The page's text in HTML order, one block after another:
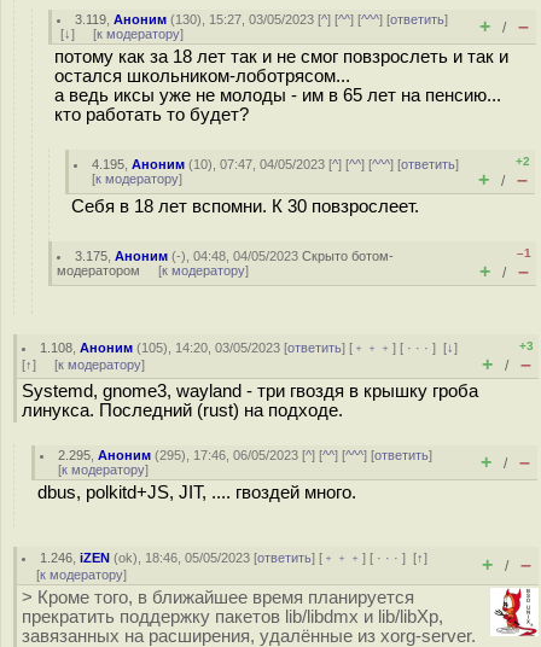
3.119 ,Аноним (130), 15:27, 03/05/2023 [^] [^^] [^^^] [ответить]
[↓] [к модератору] + / –
потому как за 18 лет так и не смог повзрослеть и так и
остался школьником-лоботрясом...
а ведь иксы уже не молоды - им в 65 лет на пенсию...
кто работать то будет?
4.195 ,Аноним (10), 07:47, 04/05/2023 [^] [^^] [^^^] [ответить]
[к модератору]
+2
+ / –
Себя в 18 лет вспомни. К 30 повзрослеет.
3.175 ,Аноним (-), 04:48, 04/05/2023Скрыто ботом-
модератором [к модератору]
–1
+ / –
1.108 ,Аноним (105), 14:20, 03/05/2023 [ответить] [ ﹢﹢﹢] [ · · ·][↓]
[↑] [к модератору]
+3
+ / –
Systemd, gnome3, wayland - три гвоздя в крышку гроба
линукса. Последний (rust) на подходе.
2.295 ,Аноним (295), 17:46, 06/05/2023 [^] [^^] [^^^] [ответить]
[к модератору] + / –
dbus, polkitd+JS, JIT, .... гвоздей много.
1.246 ,iZEN (ok), 18:46, 05/05/2023 [ответить] [ ﹢﹢﹢] [ · · ·][↑]
[к модератору] + / –
> Кроме того, в ближайшее время планируется
прекратить поддержку пакетов lib/libdmx и lib/libXp,
завязанных на расширения, удалённые из xorg-server.